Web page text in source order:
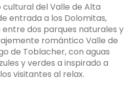
cultural del Valle de Alta
entrada a los Dolomitas,
dos parques naturales y
romántico Valle de
de Toblacher, con aguas
y verdes a inspirado a
visitantes al relax.